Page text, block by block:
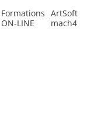
Formations
ON-LINE
ArtSoft
mach4